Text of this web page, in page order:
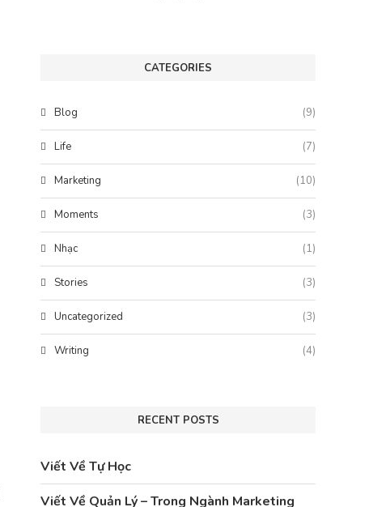
CATEGORIES
Blog (9)
Life (7)
Marketing (10)
Moments (3)
Nhạc (1)
Stories (3)
Uncategorized (3)
Writing (4)
RECENT POSTS
Viết Về Tự Học
Viết Về Quản Lý – Trong Ngành Marketing